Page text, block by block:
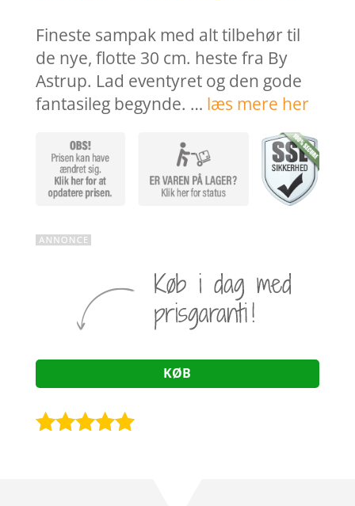
pris
var:
1.619,80 kr..
Fineste sampak med alt tilbehør til
de nye, flotte 30 cm. heste fra By
Astrup. Lad eventyret og den gode
fantasileg begynde. … læs mere her
KØB